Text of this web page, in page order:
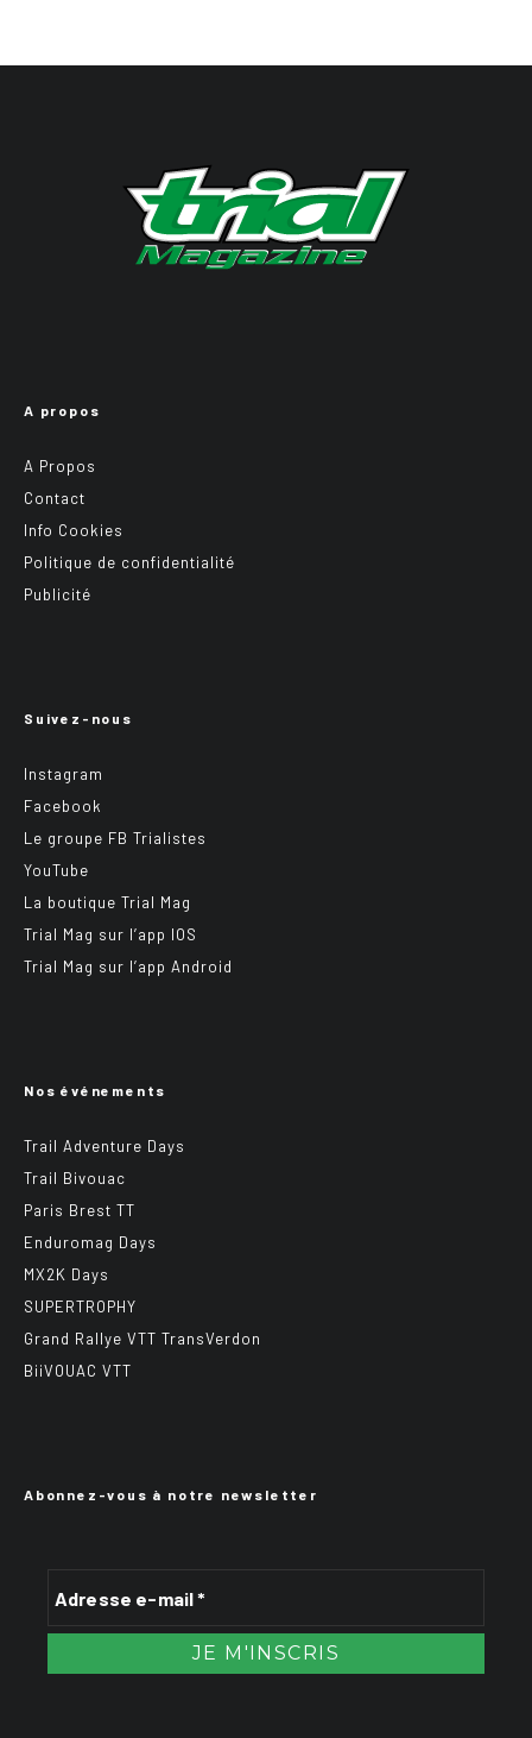
A propos
A Propos
Contact
Info Cookies
Politique de confidentialité
Publicité
Suivez-nous
Instagram
Facebook
Le groupe FB Trialistes
YouTube
La boutique Trial Mag
Trial Mag sur l’app IOS
Trial Mag sur l’app Android
Nos événements
Trail Adventure Days
Trail Bivouac
Paris Brest TT
Enduromag Days
MX2K Days
SUPERTROPHY
Grand Rallye VTT TransVerdon
BiiVOUAC VTT
Abonnez-vous à notre newsletter